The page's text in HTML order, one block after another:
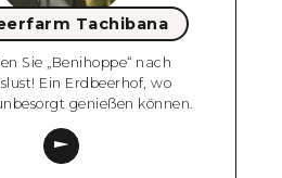
Tachibana
Sie „Benihoppe“ nach
Ein Erdbeerhof, wo
genießen können.